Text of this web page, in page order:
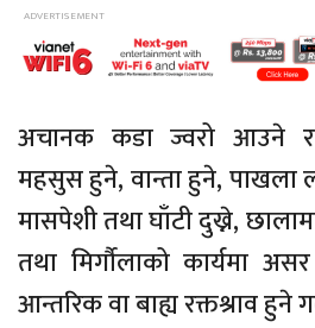
अचानक कडा ज्वरो आउने
महसुस हुने, वान्ता हुने, पाखला
मासपेशी तथा घाँटी दुख्ने,
तथा मिर्गौलाको कार्यमा
आन्तरिक वा बाह्य रक्तश्राव हुने